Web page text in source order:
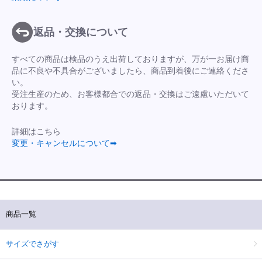
返品・交換について
すべての商品は検品のうえ出荷しておりますが、万が一お届け商
品に不良や不具合がございましたら、商品到着後にご連絡くださ
い。
受注生産のため、お客様都合での返品・交換はご遠慮いただいて
おります。
詳細はこちら
変更・キャンセルについて➡
商品一覧
サイズでさがす